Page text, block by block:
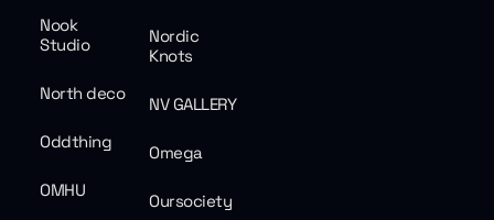
Nook
Studio
Nordic
Knots
North deco
NV GALLERY
Oddthing
Omega
OMHU
Oursociety